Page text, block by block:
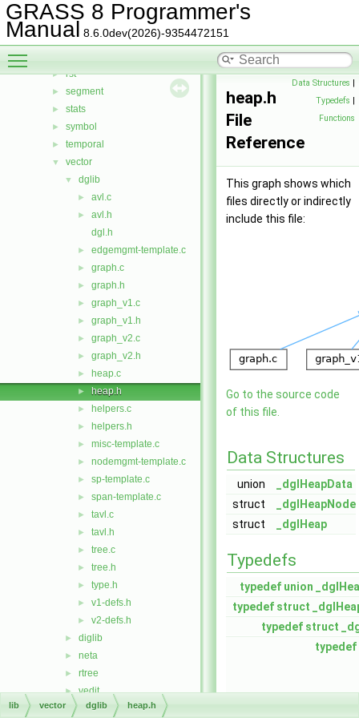
GRASS 8 Programmer's
Manual 8.6.0dev(2026)-9354472151
► psdriver
► raster
► raster3d
► rst
► segment
► stats
► symbol
► temporal
▼ vector
▼ dglib
► avl.c
►
avl.h
dgl.h
► edgemgmt-template.c
► graph.c
► graph.h
► graph_v1.c
► graph_v1.h
► graph_v2.c
► graph_v2.h
► heap.c
► heap.h
► helpers.c
► helpers.h
► misc-template.c
► nodemgmt-template.c
► sp-template.c
► span-template.c
► tavl.c
► tavl.h
► tree.c
► tree.h
► type.h
► v1-defs.h
► v2-defs.h
► diglib
► neta
► rtree
► vedit
► Vlib
Data Structures |
Typedefs |
Functions
heap.h
File
Reference
This graph shows which
files directly or indirectly
include this file:
Go to the source code
of this file.
Data Structures
union
_dglHeapData
struct
_dglHeapNode
struct
_dglHeap
Typedefs
typedef union
typedef struct
typedef struct
typedef
lib vector dglib heap.h